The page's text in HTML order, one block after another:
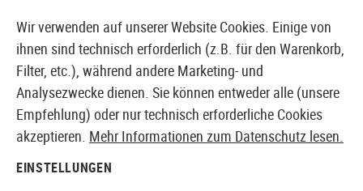
EUROPÄISCHER AIRSOFT SHOP & GROßHÄNDLER
Wir verwenden auf unserer Website Cookies. Einige von
ihnen sind technisch erforderlich (z.B. für den Warenkorb,
Filter, etc.), während andere Marketing- und
Analysezwecke dienen. Sie können entweder alle (unsere
Empfehlung) oder nur technisch erforderliche Cookies
akzeptieren. Mehr Informationen zum Datenschutz lesen.
EINSTELLUNGEN